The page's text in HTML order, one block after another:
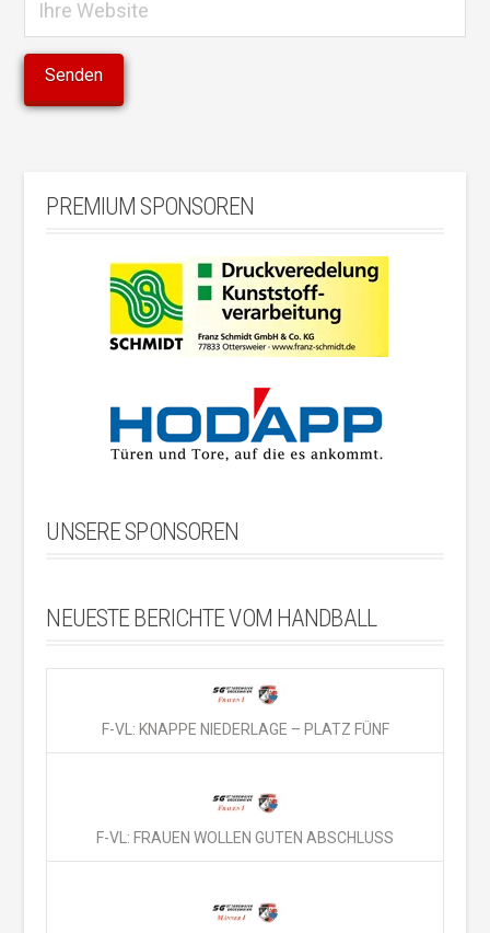
PREMIUM SPONSOREN
UNSERE SPONSOREN
NEUESTE BERICHTE VOM HANDBALL
F-VL: KNAPPE NIEDERLAGE – PLATZ FÜNF
F-VL: FRAUEN WOLLEN GUTEN ABSCHLUSS